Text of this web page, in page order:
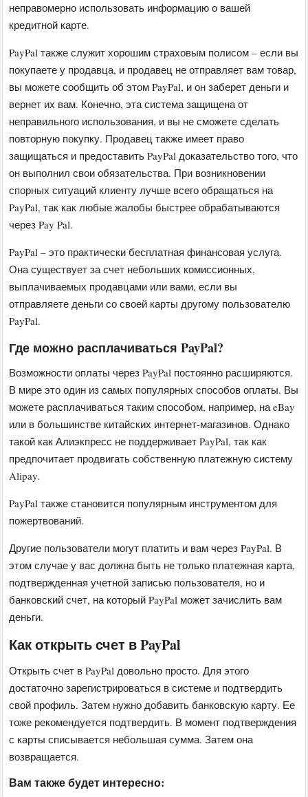
неправомерно использовать информацию о вашей
кредитной карте.
PayPal также служит хорошим страховым полисом – если вы
покупаете у продавца, и продавец не отправляет вам товар,
вы можете сообщить об этом PayPal, и он заберет деньги и
вернет их вам. Конечно, эта система защищена от
неправильного использования, и вы не сможете сделать
повторную покупку. Продавец также имеет право
защищаться и предоставить PayPal доказательство того, что
он выполнил свои обязательства. При возникновении
спорных ситуаций клиенту лучше всего обращаться на
PayPal, так как любые жалобы быстрее обрабатываются
через Pay Pal.
PayPal – это практически бесплатная финансовая услуга.
Она существует за счет небольших комиссионных,
выплачиваемых продавцами или вами, если вы
отправляете деньги со своей карты другому пользователю
PayPal.
Где можно расплачиваться PayPal?
Возможности оплаты через PayPal постоянно расширяются.
В мире это один из самых популярных способов оплаты. Вы
можете расплачиваться таким способом, например, на eBay
или в большинстве китайских интернет-магазинов. Однако
такой как Алиэкпресс не поддерживает PayPal, так как
предпочитает продвигать собственную платежную систему
Alipay.
PayPal также становится популярным инструментом для
пожертвований.
Другие пользователи могут платить и вам через PayPal. В
этом случае у вас должна быть не только платежная карта,
подтвержденная учетной записью пользователя, но и
банковский счет, на который PayPal может зачислить вам
деньги.
Как открыть счет в PayPal
Открыть счет в PayPal довольно просто. Для этого
достаточно зарегистрироваться в системе и подтвердить
свой профиль. Затем нужно добавить банковскую карту. Ее
тоже рекомендуется подтвердить. В момент подтверждения
с карты списывается небольшая сумма. Затем она
возвращается.
Вам также будет интересно: